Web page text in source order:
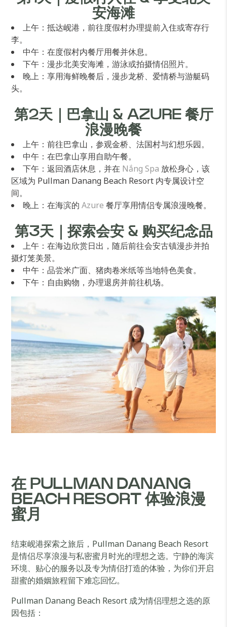
安海滩
上午：抵达岘港，前往度假村办理提前入住或寄存行
李。
中午：在度假村内餐厅用餐并休息。
下午：漫步北美安海滩，游泳或拍摄情侣照片。
晚上：享用海鲜晚餐后，漫步龙桥、爱情桥与游艇码
头。
第2天｜巴拿山 & AZURE 餐厅
浪漫晚餐
上午：前往巴拿山，参观金桥、法国村与幻想乐园。
中午：在巴拿山享用自助午餐。
下午：返回酒店休息，并在 Nắng Spa 放松身心，该
区域为 Pullman Danang Beach Resort 内专属设计空
间。
晚上：在海滨的Azure 餐厅享用情侣专属浪漫晚餐。
第3天｜探索会安 & 购买纪念品
上午：在海边欣赏日出，随后前往会安古镇漫步并拍
摄灯笼美景。
中午：品尝米广面、猪肉卷米纸等当地特色美食。
下午：自由购物，办理退房并前往机场。
在 PULLMAN DANANG
BEACH RESORT 体验浪漫
蜜月
结束岘港探索之旅后，Pullman Danang Beach Resort
是情侣尽享浪漫与私密蜜月时光的理想之选。宁静的海滨
环境、贴心的服务以及专为情侣打造的体验，为你们开启
甜蜜的婚姻旅程留下难忘回忆。
Pullman Danang Beach Resort 成为情侣理想之选的原
因包括：